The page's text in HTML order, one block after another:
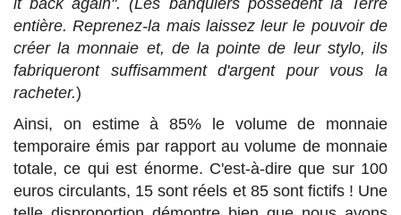
it back again". (Les banquiers possèdent la Terre
entière. Reprenez-la mais laissez leur le pouvoir de
créer la monnaie et, de la pointe de leur stylo, ils
fabriqueront suffisamment d'argent pour vous la
racheter.)
Ainsi, on estime à 85% le volume de monnaie
temporaire émis par rapport au volume de monnaie
totale, ce qui est énorme. C'est-à-dire que sur 100
euros circulants, 15 sont réels et 85 sont fictifs ! Une